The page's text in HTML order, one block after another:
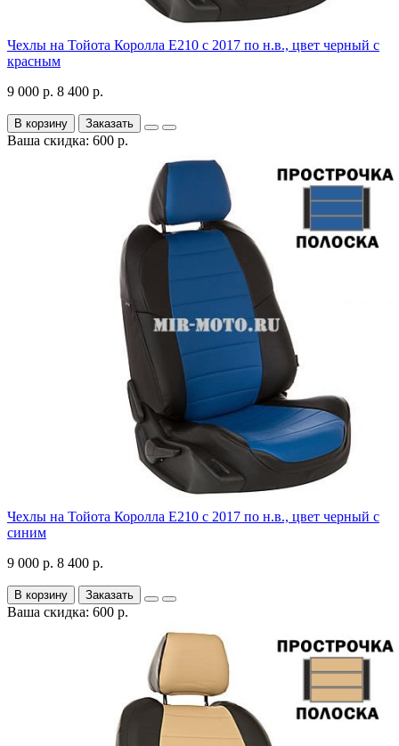
Чехлы на Тойота Королла Е210 с 2017 по н.в., цвет черный с
красным
9 000 р. 8 400 р.
В корзину Заказать
Ваша скидка: 600 р.
Чехлы на Тойота Королла Е210 с 2017 по н.в., цвет черный с
синим
9 000 р. 8 400 р.
В корзину Заказать
Ваша скидка: 600 р.